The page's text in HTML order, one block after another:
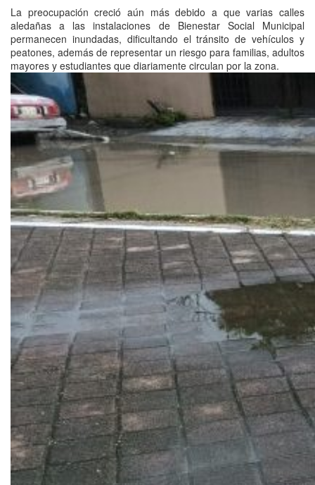
La preocupación creció aún más debido a que varias calles
aledañas a las instalaciones de Bienestar Social Municipal
permanecen inundadas, dificultando el tránsito de vehículos y
peatones, además de representar un riesgo para familias, adultos
mayores y estudiantes que diariamente circulan por la zona.